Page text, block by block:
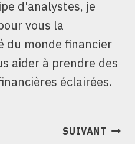
d'analystes, je
vous la
du monde financier
aider à prendre des
éclairées.
SUIVANT